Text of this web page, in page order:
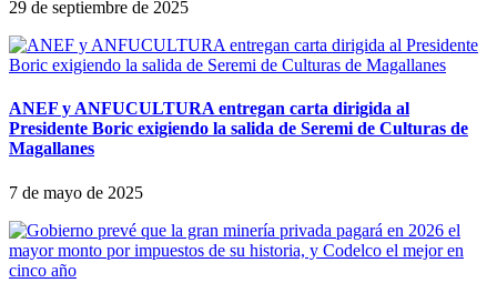
29 de septiembre de 2025
ANEF y ANFUCULTURA entregan carta dirigida al
Presidente Boric exigiendo la salida de Seremi de Culturas de
Magallanes
7 de mayo de 2025